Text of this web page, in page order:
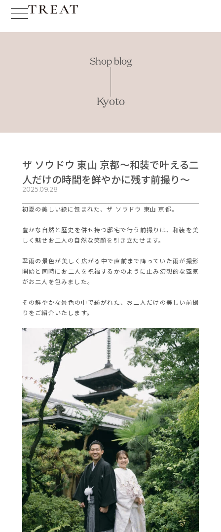
Shop blog
Kyoto
ザ ソウドウ 東山 京都〜和装で叶える二
人だけの時間を鮮やかに残す前撮り〜
2025.09.28
初夏の美しい緑に包まれた、ザ ソウドウ 東山 京都。
豊かな自然と歴史を併せ持つ邸宅で行う前撮りは、和装を美
しく魅せお二人の自然な笑顔を引き立たせます。
翠雨の景色が美しく広がる中で直前まで降っていた雨が撮影
開始と同時にお二人を祝福するかのように止み幻想的な空気
がお二人を包みました。
その鮮やかな景色の中で紡がれた、お二人だけの美しい前撮
りをご紹介いたします。